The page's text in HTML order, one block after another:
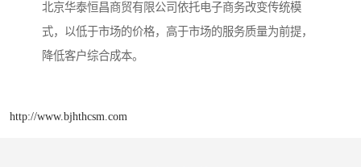
北京华泰恒昌商贸有限公司依托电子商务改变传统模
式，以低于市场的价格，高于市场的服务质量为前提，
降低客户综合成本。
http://www.bjhthcsm.com